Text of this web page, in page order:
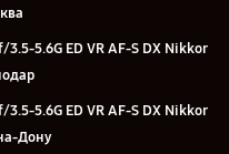
5.6G ED VR AF-S DX Nikkor
5.6G ED VR AF-S DX Nikkor
Дону